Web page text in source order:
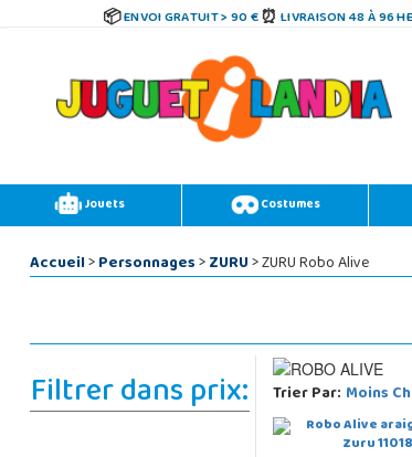
ENVOI GRATUIT > 90 € LIVRAISON 48 À 96
Jouets Costumes
Accueil>Personnages>ZURU> ZURU Robo Alive
Filtrer dans prix: Trier Par: Moins